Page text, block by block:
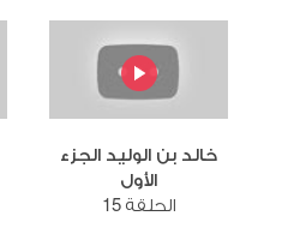
خالد بن الوليد الجزء
الأول
الحلقة 15